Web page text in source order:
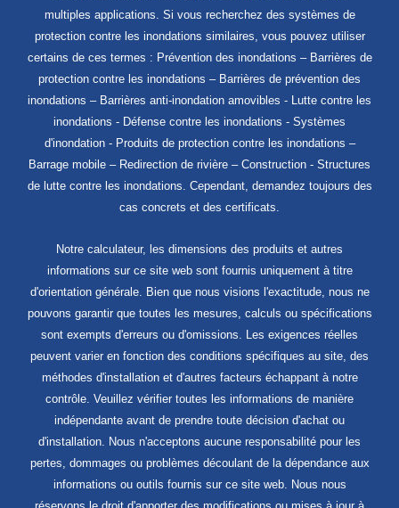
multiples applications. Si vous recherchez des systèmes de
protection contre les inondations similaires, vous pouvez utiliser
certains de ces termes : Prévention des inondations – Barrières de
protection contre les inondations – Barrières de prévention des
inondations – Barrières anti-inondation amovibles - Lutte contre les
inondations - Défense contre les inondations - Systèmes
d'inondation - Produits de protection contre les inondations –
Barrage mobile – Redirection de rivière – Construction - Structures
de lutte contre les inondations. Cependant, demandez toujours des
cas concrets et des certificats.
Notre calculateur, les dimensions des produits et autres
informations sur ce site web sont fournis uniquement à titre
d'orientation générale. Bien que nous visions l'exactitude, nous ne
pouvons garantir que toutes les mesures, calculs ou spécifications
sont exempts d'erreurs ou d'omissions. Les exigences réelles
peuvent varier en fonction des conditions spécifiques au site, des
méthodes d'installation et d'autres facteurs échappant à notre
contrôle. Veuillez vérifier toutes les informations de manière
indépendante avant de prendre toute décision d'achat ou
d'installation. Nous n'acceptons aucune responsabilité pour les
pertes, dommages ou problèmes découlant de la dépendance aux
informations ou outils fournis sur ce site web. Nous nous